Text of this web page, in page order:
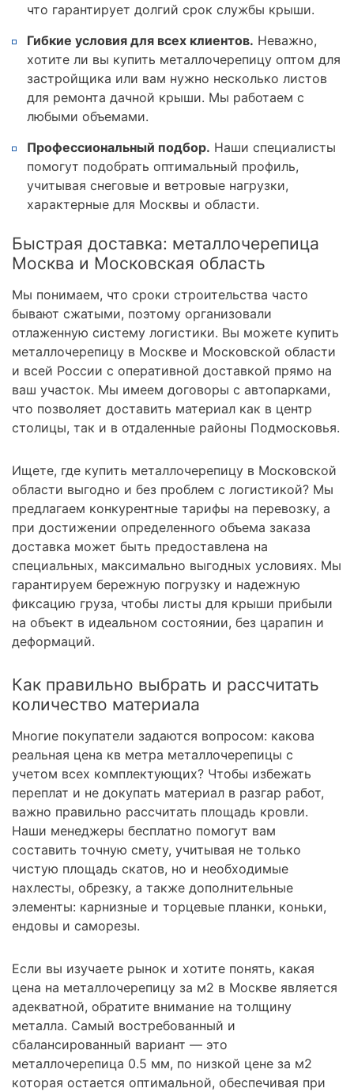
что гарантирует долгий срок службы крыши.
Гибкие условия для всех клиентов. Неважно,
хотите ли вы купить металлочерепицу оптом для
застройщика или вам нужно несколько листов
для ремонта дачной крыши. Мы работаем с
любыми объемами.
Профессиональный подбор. Наши специалисты
помогут подобрать оптимальный профиль,
учитывая снеговые и ветровые нагрузки,
характерные для Москвы и области.
Быстрая доставка: металлочерепица
Москва и Московская область
Мы понимаем, что сроки строительства часто
бывают сжатыми, поэтому организовали
отлаженную систему логистики. Вы можете купить
металлочерепицу в Москве и Московской области
и всей России с оперативной доставкой прямо на
ваш участок. Мы имеем договоры с автопарками,
что позволяет доставить материал как в центр
столицы, так и в отдаленные районы Подмосковья.
Ищете, где купить металлочерепицу в Московской
области выгодно и без проблем с логистикой? Мы
предлагаем конкурентные тарифы на перевозку, а
при достижении определенного объема заказа
доставка может быть предоставлена на
специальных, максимально выгодных условиях. Мы
гарантируем бережную погрузку и надежную
фиксацию груза, чтобы листы для крыши прибыли
на объект в идеальном состоянии, без царапин и
деформаций.
Как правильно выбрать и рассчитать
количество материала
Многие покупатели задаются вопросом: какова
реальная цена кв метра металлочерепицы с
учетом всех комплектующих? Чтобы избежать
переплат и не докупать материал в разгар работ,
важно правильно рассчитать площадь кровли.
Наши менеджеры бесплатно помогут вам
составить точную смету, учитывая не только
чистую площадь скатов, но и необходимые
нахлесты, обрезку, а также дополнительные
элементы: карнизные и торцевые планки, коньки,
ендовы и саморезы.
Если вы изучаете рынок и хотите понять, какая
цена на металлочерепицу за м2 в Москве является
адекватной, обратите внимание на толщину
металла. Самый востребованный и
сбалансированный вариант — это
металлочерепица 0.5 мм, по низкой цене за м2
которая остается оптимальной, обеспечивая при